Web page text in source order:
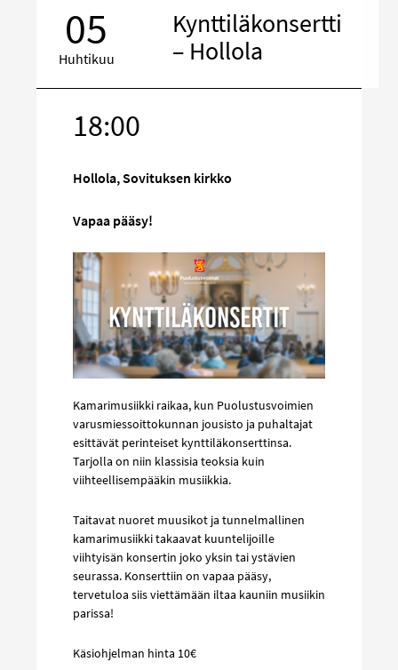
05
Huhtikuu
Kynttiläkonsertti
– Hollola
18:00
Hollola, Sovituksen kirkko
Vapaa pääsy!
Kamarimusiikki raikaa, kun Puolustusvoimien
varusmiessoittokunnan jousisto ja puhaltajat
esittävät perinteiset kynttiläkonserttinsa.
Tarjolla on niin klassisia teoksia kuin
viihteellisempääkin musiikkia.
Taitavat nuoret muusikot ja tunnelmallinen
kamarimusiikki takaavat kuuntelijoille
viihtyisän konsertin joko yksin tai ystävien
seurassa. Konserttiin on vapaa pääsy,
tervetuloa siis viettämään iltaa kauniin musiikin
parissa!
Käsiohjelman hinta 10€